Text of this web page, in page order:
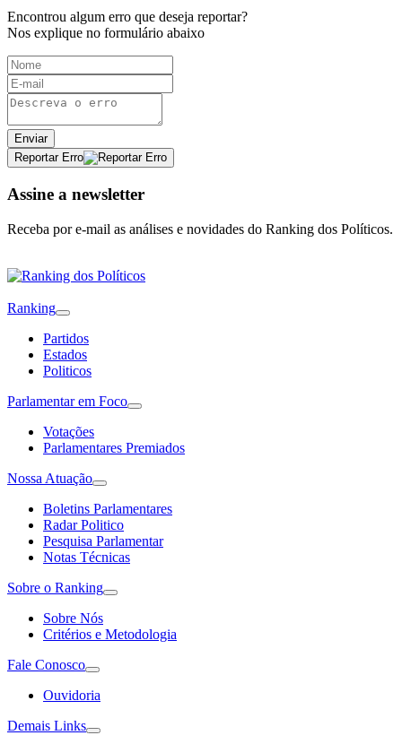
Encontrou algum erro que deseja reportar?
Nos explique no formulário abaixo
Enviar
Reportar Erro
Assine a newsletter
Receba por e-mail as análises e novidades do Ranking dos Políticos.
Ranking
Partidos
Estados
Politicos
Parlamentar em Foco
Votações
Parlamentares Premiados
Nossa Atuação
Boletins Parlamentares
Radar Politico
Pesquisa Parlamentar
Notas Técnicas
Sobre o Ranking
Sobre Nós
Critérios e Metodologia
Fale Conosco
Ouvidoria
Demais Links